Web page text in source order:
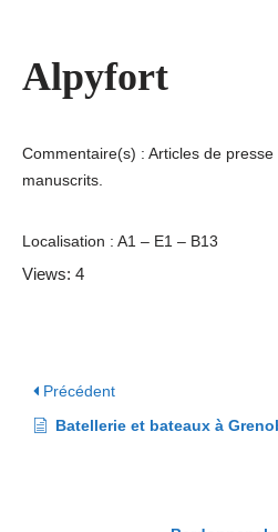
Alpyfort
Commentaire(s) : Articles de
manuscrits.
Localisation : A1 – E1 – B13
Views: 4
Précédent
Batellerie et bateaux à